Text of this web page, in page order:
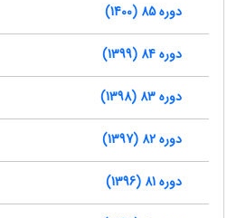
دوره 85 (1400)
دوره 84 (1399)
دوره 83 (1398)
دوره 82 (1397)
دوره 81 (1396)